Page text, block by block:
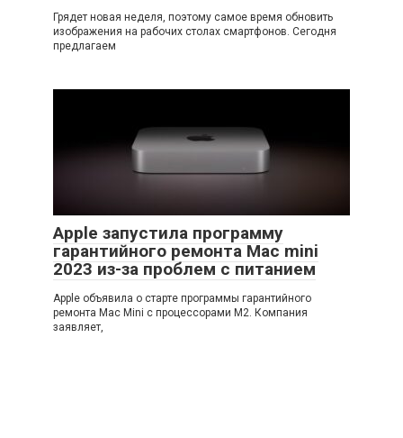
Грядет новая неделя, поэтому самое время обновить
изображения на рабочих столах смартфонов. Сегодня
предлагаем
Apple запустила программу
гарантийного ремонта Mac mini
2023 из-за проблем с питанием
Apple объявила о старте программы гарантийного
ремонта Mac Mini с процессорами M2. Компания
заявляет,